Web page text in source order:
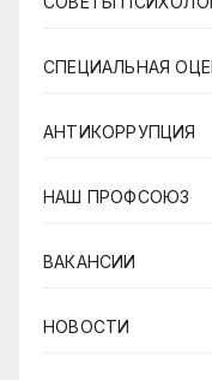
СПЕЦИАЛЬНАЯ
АНТИКОРРУПЦИЯ
НАШ ПРОФСОЮЗ
ВАКАНСИИ
НОВОСТИ